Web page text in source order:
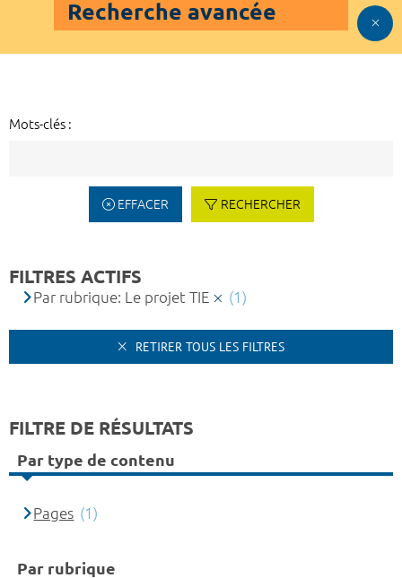
Recherche avancée
Mots-clés :
EFFACER RECHERCHER
FILTRES ACTIFS
Par rubrique: Le projet TIE (1)
RETIRER TOUS LES FILTRES
FILTRE DE RÉSULTATS
Par type de contenu
Pages (1)
Par rubrique